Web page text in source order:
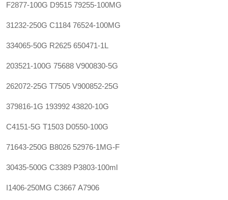
F2877-100G D9515 79255-100MG
31232-250G C1184 76524-100MG
334065-50G R2625 650471-1L‍
203521-100G 75688 V900830-5G
262072-25G T7505 V900852-25G
379816-1G 193992 43820-10G
C4151-5G T1503 D0550-100G
71643-250G B8026 52976-1MG-F
30435-500G C3389 P3803-100ml
I1406-250MG C3667 A7906